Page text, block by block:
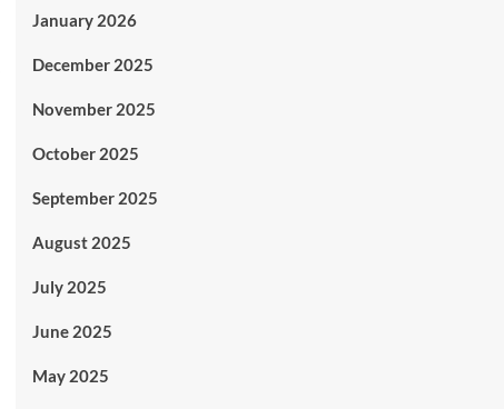
January 2026
December 2025
November 2025
October 2025
September 2025
August 2025
July 2025
June 2025
May 2025